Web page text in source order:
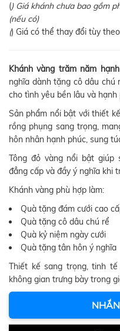
() Giá khánh chưa bao gồm
(nếu có)
() Giá có thể thay đổi tùy
Khánh vàng trăm năm
nghĩa dành tặng cô dâu
cho tình yêu bền lâu và hạnh
Sản phẩm nổi bật với thiết
rồng phụng sang trọng,
hôn nhân hạnh phúc, sung
Tông đỏ vàng nổi bật giúp
đẳng cấp và đầy ý nghĩa khi
Khánh vàng phù hợp làm:
Quà tặng đám cưới cao
Quà tặng cô dâu chú rể
Quà kỷ niệm ngày cưới
Quà tặng tân hôn ý nghĩa
Thiết kế sang trọng, tinh
không gian trưng bày trong